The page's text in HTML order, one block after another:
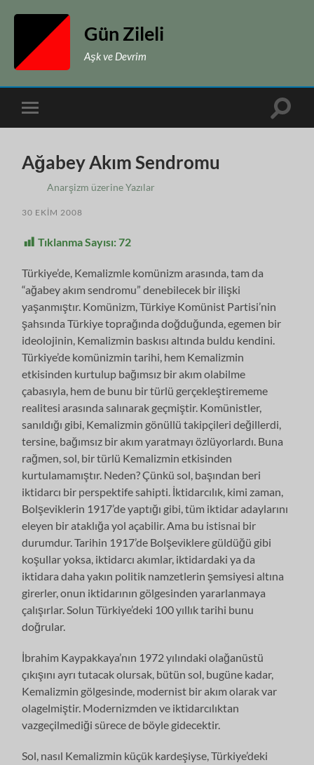
Gün Zileli
Aşk ve Devrim
Toggle
mobile
Toggle
Ağabey Akım Sendromu
Anarşizm üzerine Yazılar
30 EKIM 2008
Tıklanma Sayısı:72
Türkiye’de, Kemalizmle komünizm arasında, tam da
“ağabey akım sendromu” denebilecek bir ilişki
yaşanmıştır. Komünizm, Türkiye Komünist Partisi’nin
şahsında Türkiye toprağında doğduğunda, egemen bir
ideolojinin, Kemalizmin baskısı altında buldu kendini.
Türkiye’de komünizmin tarihi, hem Kemalizmin
etkisinden kurtulup bağımsız bir akım olabilme
çabasıyla, hem de bunu bir türlü gerçekleştirememe
realitesi arasında salınarak geçmiştir. Komünistler,
sanıldığı gibi, Kemalizmin gönüllü takipçileri değillerdi,
tersine, bağımsız bir akım yaratmayı özlüyorlardı. Buna
rağmen, sol, bir türlü Kemalizmin etkisinden
kurtulamamıştır. Neden? Çünkü sol, başından beri
iktidarcı bir perspektife sahipti. İktidarcılık, kimi zaman,
Bolşeviklerin 1917’de yaptığı gibi, tüm iktidar adaylarını
eleyen bir ataklığa yol açabilir. Ama bu istisnai bir
durumdur. Tarihin 1917’de Bolşeviklere güldüğü gibi
koşullar yoksa, iktidarcı akımlar, iktidardaki ya da
iktidara daha yakın politik namzetlerin şemsiyesi altına
girerler, onun iktidarının gölgesinden yararlanmaya
çalışırlar. Solun Türkiye’deki 100 yıllık tarihi bunu
doğrular.
İbrahim Kaypakkaya’nın 1972 yılındaki olağanüstü
çıkışını ayrı tutacak olursak, bütün sol, bugüne kadar,
Kemalizmin gölgesinde, modernist bir akım olarak var
olagelmiştir. Modernizmden ve iktidarcılıktan
vazgeçilmediği sürece de böyle gidecektir.
Sol, nasıl Kemalizmin küçük kardeşiyse, Türkiye’deki